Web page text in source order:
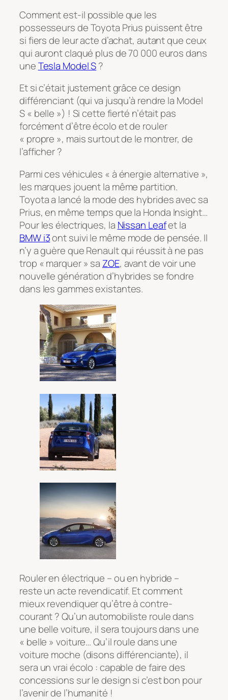
Comment est-il possible que les
possesseurs de Toyota Prius puissent être
si fiers de leur acte d’achat, autant que ceux
qui auront claqué plus de 70 000 euros dans
uneTesla Model S?
Et si c’était justement grâce ce design
différenciant (qui va jusqu’à rendre la Model
S « belle ») ! Si cette fierté n’était pas
forcément d’être écolo et de rouler
« propre », mais surtout de le montrer, de
l’afficher ?
Parmi ces véhicules « à énergie alternative »,
les marques jouent la même partition.
Toyota a lancé la mode des hybrides avec sa
Prius, en même temps que la Honda Insight…
Pour les électriques, la Nissan Leafet la
BMW i3ont suivi le même mode de pensée. Il
n’y a guère que Renault qui réussit à ne pas
trop « marquer » sa ZOE, avant de voir une
nouvelle génération d’hybrides se fondre
dans les gammes existantes.
Rouler en électrique – ou en hybride –
reste un acte revendicatif. Et comment
mieux revendiquer qu’être à contre-
courant ? Qu’un automobiliste roule dans
une belle voiture, il sera toujours dans une
« belle » voiture… Qu’il roule dans une
voiture moche (disons différenciante), il
sera un vrai écolo : capable de faire des
concessions sur le design si c’est bon pour
l’avenir de l’humanité !